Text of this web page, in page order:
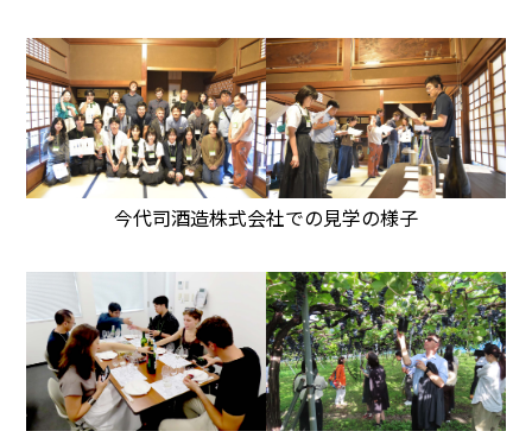
今代司酒造株式会社での見学の様子